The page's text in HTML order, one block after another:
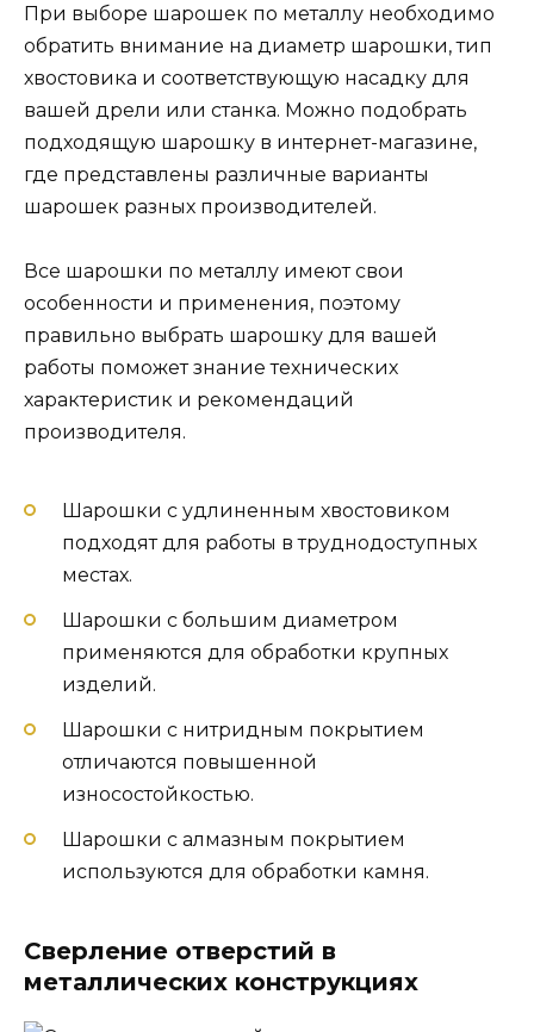
При выборе шарошек по металлу необходимо
обратить внимание на диаметр шарошки, тип
хвостовика и соответствующую насадку для
вашей дрели или станка. Можно подобрать
подходящую шарошку в интернет-магазине,
где представлены различные варианты
шарошек разных производителей.
Все шарошки по металлу имеют свои
особенности и применения, поэтому
правильно выбрать шарошку для вашей
работы поможет знание технических
характеристик и рекомендаций
производителя.
Шарошки с удлиненным хвостовиком
подходят для работы в труднодоступных
местах.
Шарошки с большим диаметром
применяются для обработки крупных
изделий.
Шарошки с нитридным покрытием
отличаются повышенной
износостойкостью.
Шарошки с алмазным покрытием
используются для обработки камня.
Сверление отверстий в
металлических конструкциях